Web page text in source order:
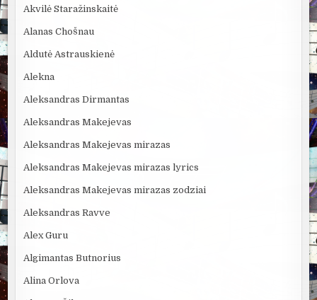
Akvilė Staražinskaitė
Alanas Chošnau
Aldutė Astrauskienė
Alekna
Aleksandras Dirmantas
Aleksandras Makejevas
Aleksandras Makejevas mirazas
Aleksandras Makejevas mirazas lyrics
Aleksandras Makejevas mirazas zodziai
Aleksandras Ravve
Alex Guru
Algimantas Butnorius
Alina Orlova